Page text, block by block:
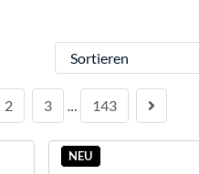
Sortieren
2 3 … 143
NEU